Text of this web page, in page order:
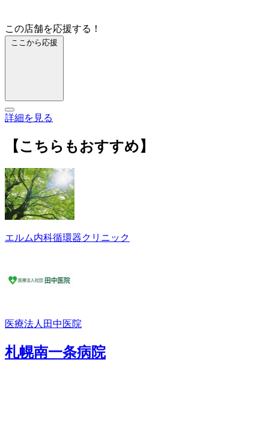
この店舗を応援する！
ここから応援
詳細を見る
【こちらもおすすめ】
エルム内科循環器クリニック
医療法人田中医院
札幌南一条病院